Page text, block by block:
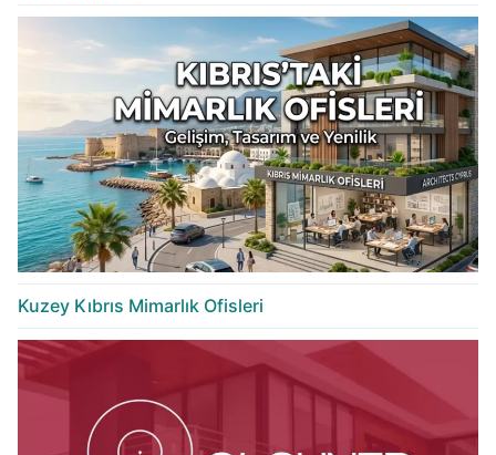
Kuzey Kıbrıs Mimarlık Ofisleri